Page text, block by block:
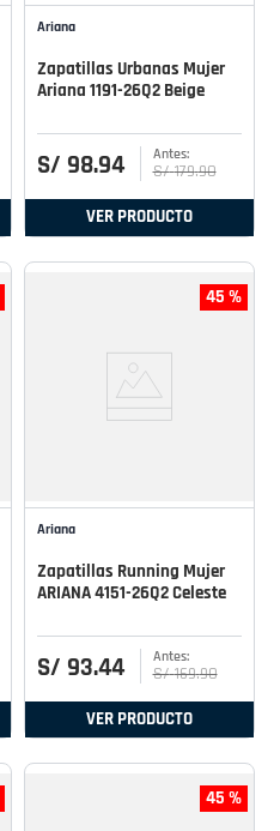
Ariana
Zapatillas Urbanas Mujer
Ariana 1191-26Q2 Beige
S/ 98.94 S/ 179.90
VER PRODUCTO
45 %
Ariana
Zapatillas Running Mujer
ARIANA 4151-26Q2 Celeste
S/ 93.44 S/ 169.90
VER PRODUCTO
45 %